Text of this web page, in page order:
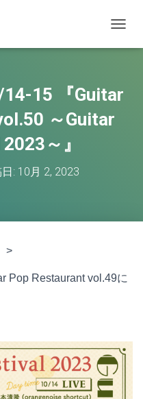
ビ
ョ
14-15 『Guitar
～Guitar
～』
: 10月 2, 2023
>
Pop Restaurant vol.49に